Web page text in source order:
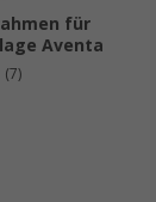
für
Aventa
(7)